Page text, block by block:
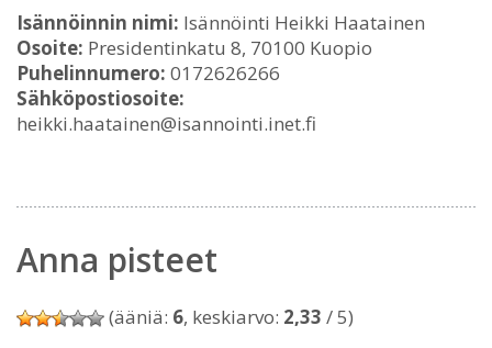
Isännöinnin nimi: Isännöinti Heikki Haatainen
Osoite: Presidentinkatu 8, 70100 Kuopio
Puhelinnumero: 0172626266
Sähköpostiosoite:
heikki.haatainen@isannointi.inet.fi
Anna pisteet
(ääniä: 6, keskiarvo: 2,33 / 5)